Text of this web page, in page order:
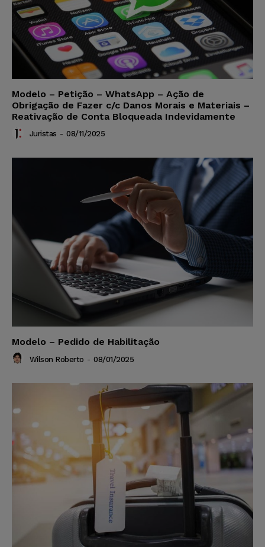
Modelo – Petição – WhatsApp – Ação de
Obrigação de Fazer c/c Danos Morais e Materiais –
Reativação de Conta Bloqueada Indevidamente
Juristas - 08/11/2025
Modelo – Pedido de Habilitação
Wilson Roberto - 08/01/2025